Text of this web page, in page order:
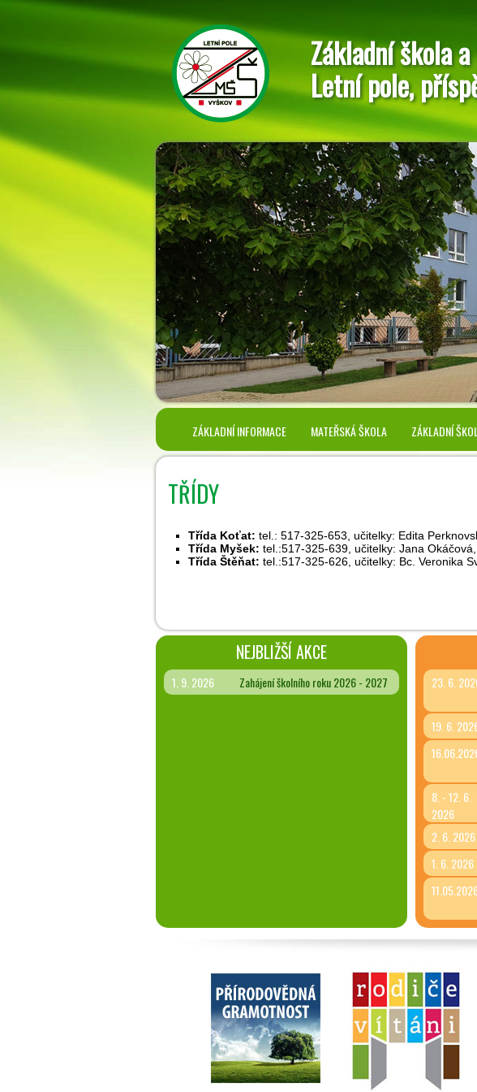
Základní škola
Letní pole,
ZÁKLADNÍ INFORMACE MATEŘSKÁ ŠKOLA ZÁKLADNÍ
TŘÍDY
Třída Koťat: tel.: 517-325-653, učitelky: Edita
Třída Myšek: tel.:517-325-639, učitelky: Jana
Třída Štěňat: tel.:517-325-626, učitelky: Bc. Veronika
NEJBLIŽŠÍ AKCE
1. 9. 2026 Zahájení školního roku 2026 - 2027 23. 6.
19. 6.
8. - 12. 6.
2026
2. 6. 2026
1. 6. 2026